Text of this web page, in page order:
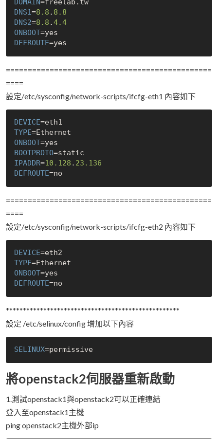
DOMAIN
=freelab.tw
DNS1=8.8 . 8.8
DNS2=8.8 .4.4
ONBOOT=yes
DEFROUTE=yes
===============================================
====
設定/etc/sysconfig/network-scripts/ifcfg-eth1 內容如下
DEVICE
TYPE
ONBOOT=yes
BOOTPROTO
IPADDR=10.128 . 23.136
DEFROUTE=no
===============================================
====
設定/etc/sysconfig/network-scripts/ifcfg-eth2 內容如下
DEVICE
TYPE
ONBOOT=yes
DEFROUTE=no
***************************************************
設定 /etc/selinux/config 增加以下內容
SELINUX =permissive
將openstack2伺服器重新啟動
1.測試openstack1與openstack2可以正確連結
登入至openstack1主機
ping openstack2主機外部ip